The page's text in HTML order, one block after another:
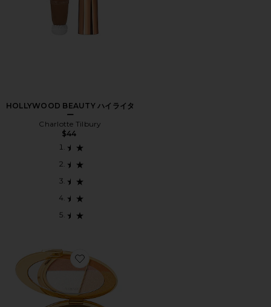
HOLLYWOOD BEAUTY ハイライタ
ー
Charlotte Tilbury
$44
Favorite GLOW WARDROBE HIGHLIGHTING